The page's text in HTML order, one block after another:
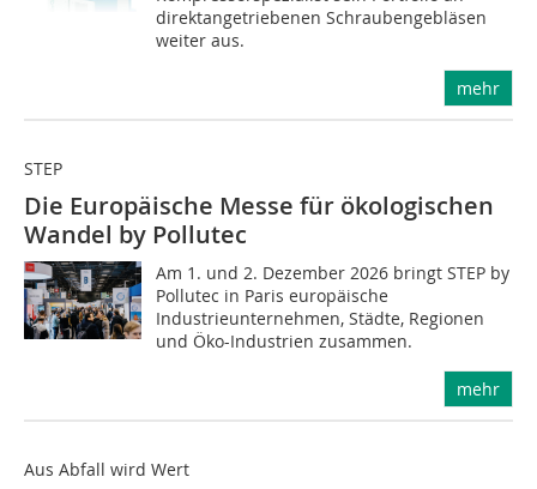
direktangetriebenen Schraubengebläsen
weiter aus.
mehr
STEP
Die Europäische Messe für ökologischen
Wandel by Pollutec
Am 1. und 2. Dezember 2026 bringt STEP by
Pollutec in Paris europäische
Industrieunternehmen, Städte, Regionen
und Öko-Industrien zusammen.
mehr
Aus Abfall wird Wert